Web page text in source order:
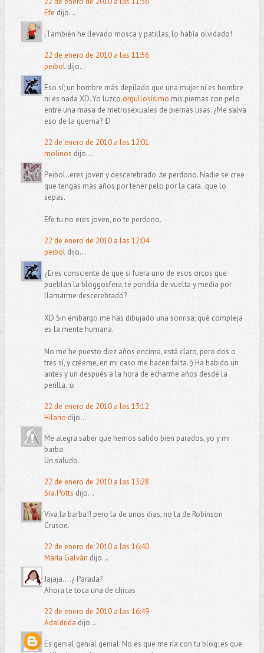
Efe dijo...
¡También he llevado mosca y patillas, lo había olvidado!
22 de enero de 2010 a las 11:56
peiboldijo...
Eso sí; un hombre más depilado que una mujer ni es hombre
ni es nada XD. Yo luzco orgullosísimo mis piernas con pelo
entre una masa de metrosexuales de piernas lisas. ¿Me salva
eso de la quema? :D
22 de enero de 2010 a las 12:01
molinos dijo...
Peibol..eres joven y descerebrado..te perdono. Nadie se cree
que tengas más años por tener pelo por la cara..que lo
sepas.
Efe tu no eres joven, no te perdono.
22 de enero de 2010 a las 12:04
peiboldijo...
¿Eres consciente de que si fuera uno de esos orcos que
pueblan la bloggosfera, te pondría de vuelta y media por
llamarme descerebrado?
XD Sin embargo me has dibujado una sonrisa; qué compleja
es la mente humana.
No me he puesto diez años encima, está claro, pero dos o
tres sí, y créeme, en mi caso me hacen falta. ;) Ha habido un
antes y un después a la hora de echarme años desde la
perilla. :o
22 de enero de 2010 a las 13:12
Hilario dijo...
Me alegra saber que hemos salido bien parados, yo y mi
barba.
Un saludo.
22 de enero de 2010 a las 13:28
Sra.Potts dijo...
Viva la barba!! pero la de unos dias, no la de Robinson
Crusoe.
22 de enero de 2010 a las 16:40
María Galván dijo...
Jajaja....¿ Parada?
Ahora te toca una de chicas
22 de enero de 2010 a las 16:49
Adaldrida dijo...
Es genial genial genial. No es que me ría con tu blog: es que